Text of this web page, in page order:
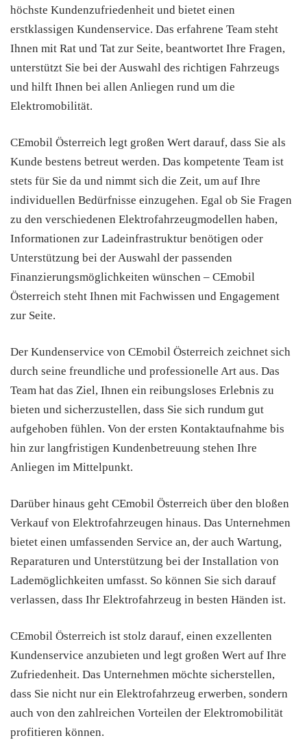
höchste Kundenzufriedenheit und bietet einen
erstklassigen Kundenservice. Das erfahrene Team steht
Ihnen mit Rat und Tat zur Seite, beantwortet Ihre Fragen,
unterstützt Sie bei der Auswahl des richtigen Fahrzeugs
und hilft Ihnen bei allen Anliegen rund um die
Elektromobilität.
CEmobil Österreich legt großen Wert darauf, dass Sie als
Kunde bestens betreut werden. Das kompetente Team ist
stets für Sie da und nimmt sich die Zeit, um auf Ihre
individuellen Bedürfnisse einzugehen. Egal ob Sie Fragen
zu den verschiedenen Elektrofahrzeugmodellen haben,
Informationen zur Ladeinfrastruktur benötigen oder
Unterstützung bei der Auswahl der passenden
Finanzierungsmöglichkeiten wünschen – CEmobil
Österreich steht Ihnen mit Fachwissen und Engagement
zur Seite.
Der Kundenservice von CEmobil Österreich zeichnet sich
durch seine freundliche und professionelle Art aus. Das
Team hat das Ziel, Ihnen ein reibungsloses Erlebnis zu
bieten und sicherzustellen, dass Sie sich rundum gut
aufgehoben fühlen. Von der ersten Kontaktaufnahme bis
hin zur langfristigen Kundenbetreuung stehen Ihre
Anliegen im Mittelpunkt.
Darüber hinaus geht CEmobil Österreich über den bloßen
Verkauf von Elektrofahrzeugen hinaus. Das Unternehmen
bietet einen umfassenden Service an, der auch Wartung,
Reparaturen und Unterstützung bei der Installation von
Lademöglichkeiten umfasst. So können Sie sich darauf
verlassen, dass Ihr Elektrofahrzeug in besten Händen ist.
CEmobil Österreich ist stolz darauf, einen exzellenten
Kundenservice anzubieten und legt großen Wert auf Ihre
Zufriedenheit. Das Unternehmen möchte sicherstellen,
dass Sie nicht nur ein Elektrofahrzeug erwerben, sondern
auch von den zahlreichen Vorteilen der Elektromobilität
profitieren können.